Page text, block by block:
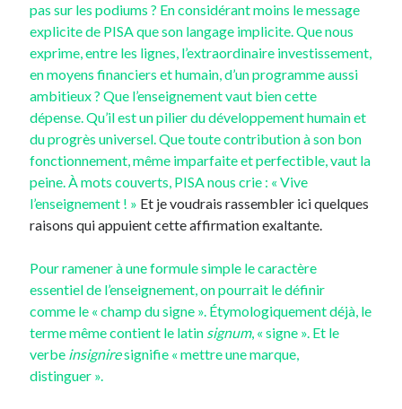
pas sur les podiums ? En considérant moins le message
explicite de PISA que son langage implicite. Que nous
exprime, entre les lignes, l’extraordinaire investissement,
en moyens financiers et humain, d’un programme aussi
ambitieux ? Que l’enseignement vaut bien cette
dépense. Qu’il est un pilier du développement humain et
du progrès universel. Que toute contribution à son bon
fonctionnement, même imparfaite et perfectible, vaut la
peine. À mots couverts, PISA nous crie : « Vive
l’enseignement ! » Et je voudrais rassembler ici quelques
raisons qui appuient cette affirmation exaltante.
Pour ramener à une formule simple le caractère
essentiel de l’enseignement, on pourrait le définir
comme le « champ du signe ». Étymologiquement déjà, le
terme même contient le latin signum, « signe ». Et le
verbe insigniresignifie « mettre une marque,
distinguer ».